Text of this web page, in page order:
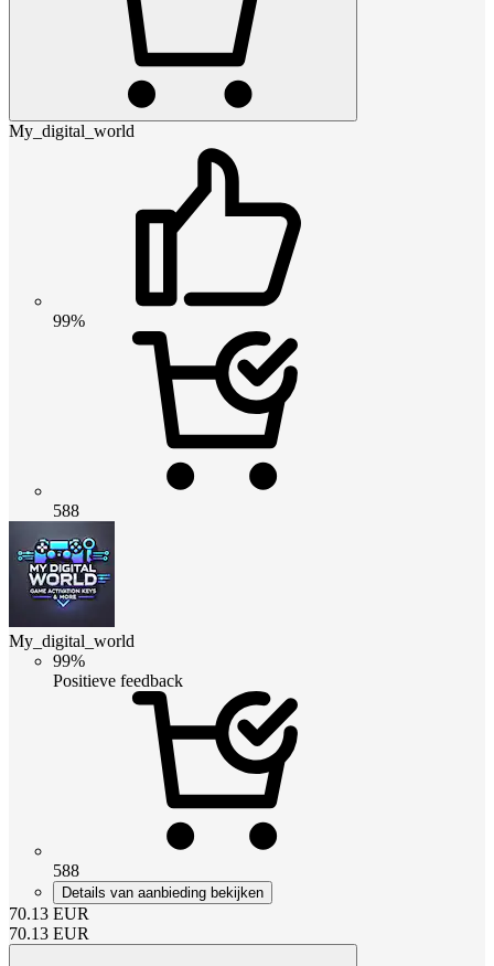
My_digital_world
99%
588
My_digital_world
99%
Positieve feedback
588
Details van aanbieding bekijken
70.13 EUR
70.13 EUR